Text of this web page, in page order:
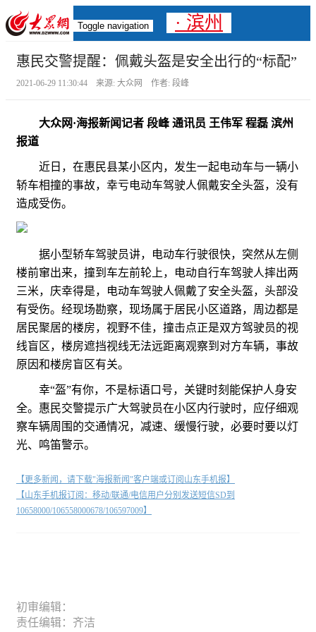
Toggle navigation · 滨州
惠民交警提醒：佩戴头盔是安全出行的“标配”
2021-06-29 11:30:44 来源: 大众网 作者: 段峰
大众网·海报新闻记者 段峰 通讯员 王伟军 程磊 滨州
报道
近日，在惠民县某小区内，发生一起电动车与一辆小
轿车相撞的事故，幸亏电动车驾驶人佩戴安全头盔，没有
造成受伤。
据小型轿车驾驶员讲，电动车行驶很快，突然从左侧
楼前窜出来，撞到车左前轮上，电动自行车驾驶人摔出两
三米，庆幸得是，电动车驾驶人佩戴了安全头盔，头部没
有受伤。经现场勘察，现场属于居民小区道路，周边都是
居民聚居的楼房，视野不佳，撞击点正是双方驾驶员的视
线盲区，楼房遮挡视线无法远距离观察到对方车辆，事故
原因和楼房盲区有关。
幸“盔”有你，不是标语口号，关键时刻能保护人身安
全。惠民交警提示广大驾驶员在小区内行驶时，应仔细观
察车辆周围的交通情况，减速、缓慢行驶，必要时要以灯
光、鸣笛警示。
【更多新闻，请下载"海报新闻"客户端或订阅山东手机报】
【山东手机报订阅：移动/联通/电信用户分别发送短信SD到
10658000/106558000678/106597009】
初审编辑：
责任编辑：齐洁